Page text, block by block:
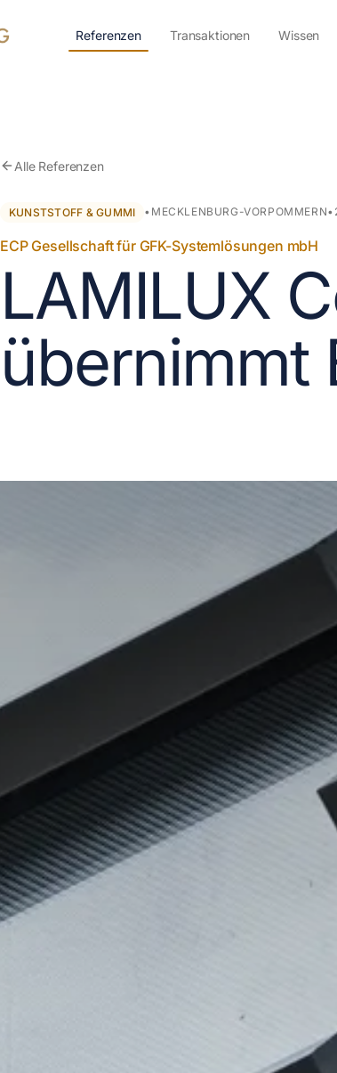
Referenzen Transaktionen Wissen
Alle Referenzen
KUNSTSTOFF & GUMMI • MECKLENBURG-VORPOMMERN•
ECP Gesellschaft für GFK-Systemlösungen mbH
LAMILUX
übernimmt